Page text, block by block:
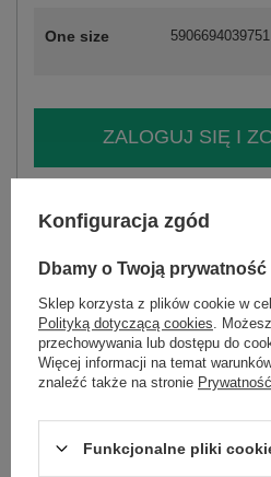
One size 5906694039751
ZALOGUJ SIĘ I
Zadzwoń +48 601 547 740
skład materiału : 100% bawełna
sposób prania : pranie w pralce w 30°C
Kod produktu
MI-SK-92160.00
ITALY MODA
codzienne
Konfiguracja zgód
Dbamy o Twoją prywatność
Sklep korzysta z plików cookie w
Polityką dotyczącą cookies .
przechowywania lub dostępu do
Więcej informacji na temat
znaleźć także na stronie
Funkcjonalne pliki